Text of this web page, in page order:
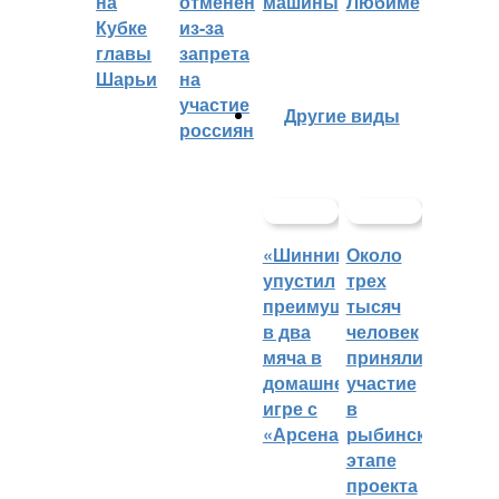
Кубке
главы
Шарьи
из-за
запрета
на
участие
россиян
Другие виды
«Шинник»
упустил
преимущество
в два
мяча в
домашней
игре с
«Арсеналом»
Около
трех
тысяч
человек
приняли
участие
в
рыбинском
этапе
проекта